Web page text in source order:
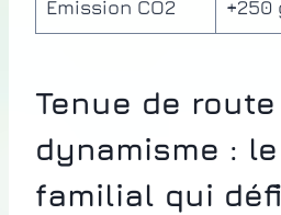
Emission CO2 +250
Tenue de
dynamisme :
familial qui